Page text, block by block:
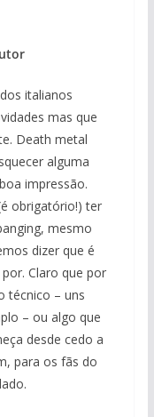
italianos
mas que
Death metal
alguma
impressão.
obrigatório!) ter
mesmo
dizer que é
Claro que por
técnico – uns
– ou algo que
desde cedo a
para os fãs do